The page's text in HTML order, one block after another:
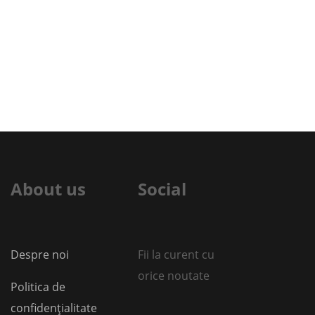
About us
Despre noi
Politica de
confidențialitate
Social
Fii la curent cu
orice noutate